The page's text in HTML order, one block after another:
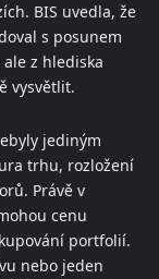
BIS uvedla, že
s posunem
z hlediska
vysvětlit.
jediným
trhu, rozložení
Právě v
cenu
portfolií.
nebo jeden